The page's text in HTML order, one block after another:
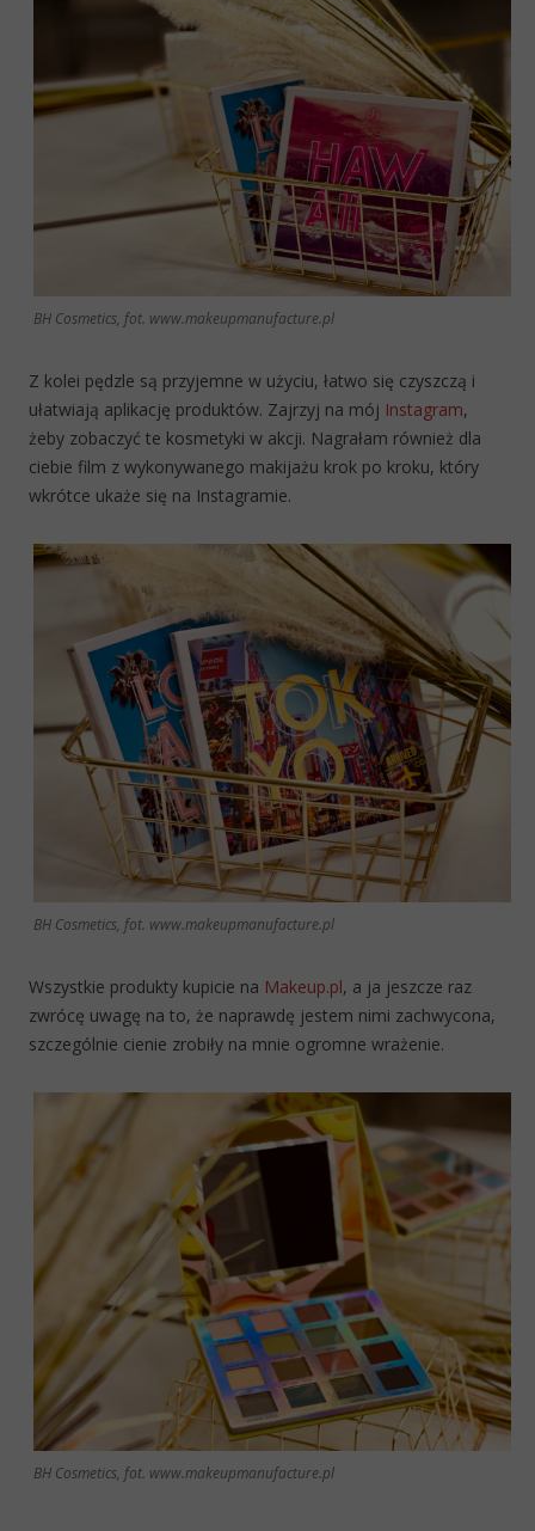
BH Cosmetics, fot. www.makeupmanufacture.pl
Z kolei pędzle są przyjemne w użyciu, łatwo się czyszczą i
ułatwiają aplikację produktów. Zajrzyj na mój Instagram,
żeby zobaczyć te kosmetyki w akcji. Nagrałam również dla
ciebie film z wykonywanego makijażu krok po kroku, który
wkrótce ukaże się na Instagramie.
BH Cosmetics, fot. www.makeupmanufacture.pl
Wszystkie produkty kupicie na Makeup.pl, a ja jeszcze raz
zwrócę uwagę na to, że naprawdę jestem nimi zachwycona,
szczególnie cienie zrobiły na mnie ogromne wrażenie.
BH Cosmetics, fot. www.makeupmanufacture.pl